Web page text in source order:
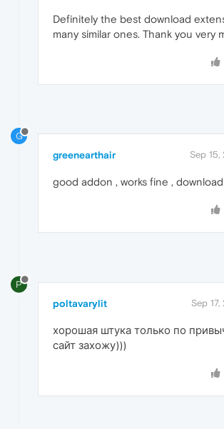
Definitely the best download
many similar ones. Thank you very
G
greenearthair Sep 15,
good addon , works fine ,
P
poltavarylit Sep
хорошая штука только по
сайт захожу)))